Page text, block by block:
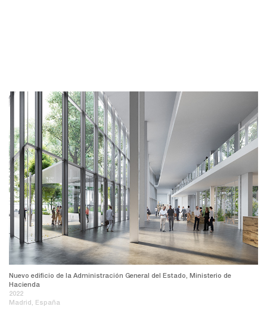
Nuevo edificio de la Administración General del Estado, Ministerio de
Hacienda
2022
Madrid, España